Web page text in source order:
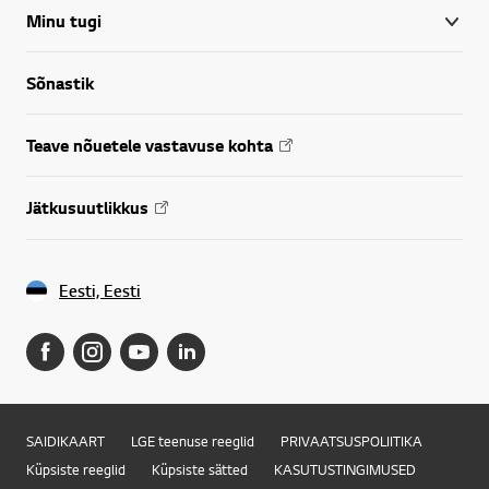
Minu tugi
Sõnastik
Teave nõuetele vastavuse kohta
Jätkusuutlikkus
Eesti, Eesti
SAIDIKAART LGE teenuse reeglid
PRIVAATSUSPOLIITIKA
Küpsiste reeglid
Küpsiste sätted
KASUTUSTINGIMUSED